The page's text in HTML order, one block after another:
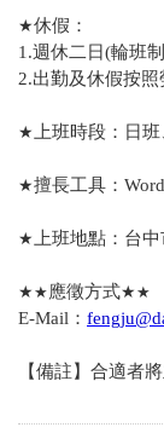
★休假：
1.週休二日(輪班
2.出勤及休假按
★ 上班時段：日
★擅長工具：Word
★ 上班地點：台
★ ★ 應徵方式★ ★
E-Mail：
【備註】合適者